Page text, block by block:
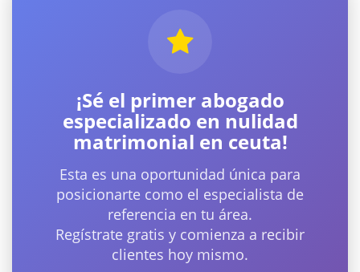
¡Sé el primer abogado
especializado en nulidad
matrimonial en ceuta!
Esta es una oportunidad única para
posicionarte como el especialista de
referencia en tu área.
Regístrate gratis y comienza a recibir
clientes hoy mismo.